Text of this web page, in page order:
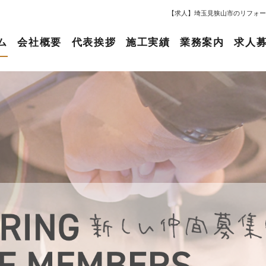
【求人】埼玉見狭山市のリフォ
会社概要 代表挨拶 施工実績 業務案内 求人